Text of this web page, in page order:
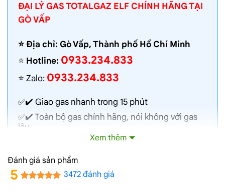
ĐẠI LÝ GAS TOTALGAZ ELF CHÍNH HÃNG TẠI
GÒ VẤP
⭐️ Địa chỉ: Gò Vấp, Thành phố Hồ Chí Minh
⭐️ Hotline: 0933.234.833
⭐️ Zalo: 0933.234.833
✅✔️ Giao gas nhanh trong 15 phút
✅✔️ Toàn bộ gas chính hãng, nói không với gas
lậu
✅✔️ Gas đủ ký, chất lượng cao, bình gas được
✅✔️ Bán gas đúng giá niêm yết trên web
✅✔️ Giá gas cập nhật hàng ngày
Xem thêm
Đánh giá sản phẩm
5 3472 đánh giá